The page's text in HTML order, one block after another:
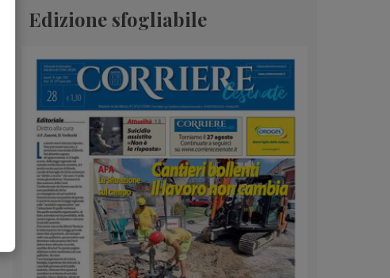
Edizione sfogliabile